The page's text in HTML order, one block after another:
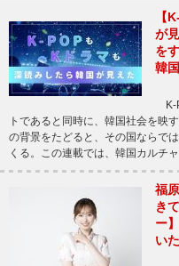
【
が
を
韓
K-
トであると同時に、韓国社会を映
の背景をたどると、その国ならで
くる。この連載では、韓国カルチ
福
き
ー
い